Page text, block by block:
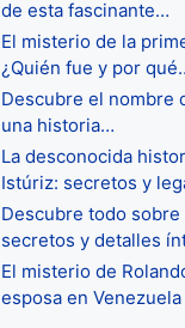
de esta fascinante…
El misterio de la
¿Quién fue y por
Descubre el nombre
una historia…
La desconocida
Istúriz: secretos y
Descubre todo
secretos y detalles
El misterio de
esposa en